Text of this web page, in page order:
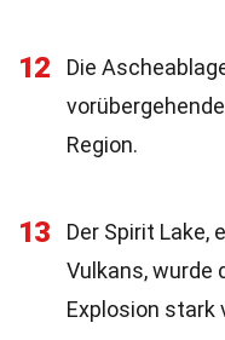
12
Die
Region.
13
Der Spirit Lake,
Vulkans, wurde
Explosion stark